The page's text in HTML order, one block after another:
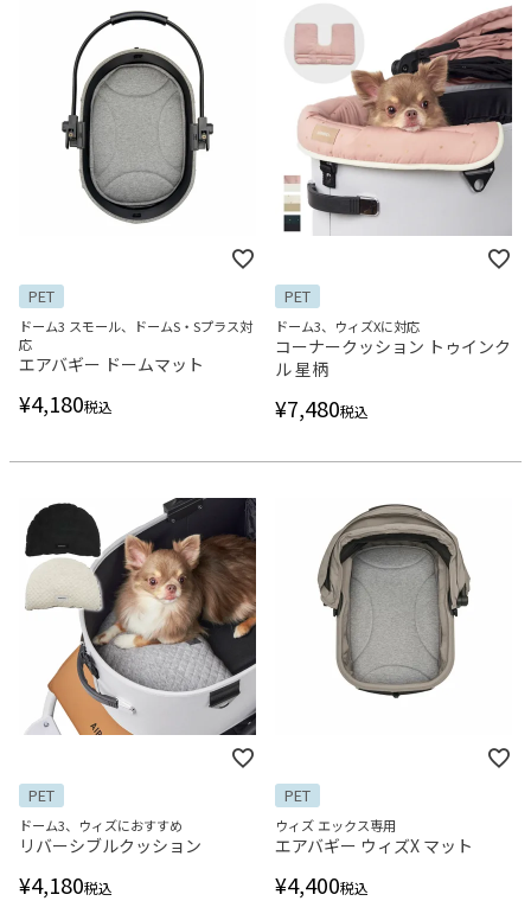
PET
ドーム3 スモール、ドームS・Sプラス対
応
エアバギー ドームマット
¥4,180税込
PET
ドーム3、ウィズXに対応
コーナークッション トゥインク
ル 星柄
¥7,480税込
PET
ドーム3、ウィズにおすすめ
リバーシブルクッション
¥4,180税込
PET
ウィズ エックス専用
エアバギー ウィズX マット
¥4,400税込